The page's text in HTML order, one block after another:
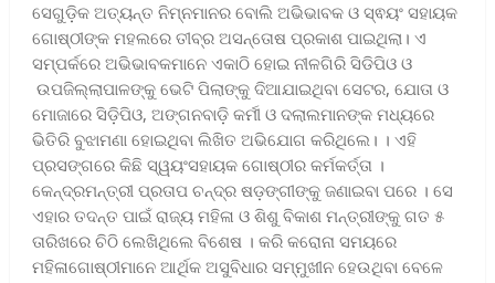
ସେଗୁଡ଼ିକ ଅତ୍ୟନ୍ତ ନିମ୍ନମାନର ବୋଲି ଅଭିଭାବକ ଓ ସ୍ଵୟଂ ସହାୟକ
ଗୋଷ୍ଠୀଙ୍କ ମହଲରେ ତୀବ୍ର ଅସନ୍ତୋଷ ପ୍ରକାଶ ପାଇଥିଲା। ଏ
ସମ୍ପର୍କରେ ଅଭିଭାବକମାନେ ଏକାଠି ହୋଇ ନୀଳଗିରି ସିଡିପିଓ ଓ
ଉପଜିଲ୍ଲାପାଳଙ୍କୁ ଭେଟି ପିଲାଙ୍କୁ ଦିଆଯାଇଥିବା ସେଟର, ଯୋତା ଓ
ମୋଜାରେ ସିଡ଼ିପିଓ, ଅଙ୍ଗନବାଡ଼ି କର୍ମୀ ଓ ଦଲାଲମାନଙ୍କ ମଧ୍ୟରେ
ଭିତିରି ବୁଝାମଣା ହୋଇଥିବା ଲିଖିତ ଅଭିଯୋଗ କରିଥିଲେ। । ଏହି
ପ୍ରସଙ୍ଗରେ କିଛି ସ୍ୱୟଂସହାୟକ ଗୋଷ୍ଠୀର କର୍ମକର୍ତ୍ତା ।
କେନ୍ଦ୍ରମନ୍ତ୍ରୀ ପ୍ରତାପ ଚନ୍ଦ୍ର ଷଡ଼ଙ୍ଗୀଙ୍କୁ ଜଣାଇବା ପରେ । ସେ
ଏହାର ତଦନ୍ତ ପାଇଁ ରାଜ୍ୟ ମହିଳା ଓ ଶିଶୁ ବିକାଶ ମନ୍ତ୍ରୀଙ୍କୁ ଗତ ୫
ତାରିଖରେ ଚିଠି ଲେଖିଥିଲେ ବିଶେଷ । କରି କରୋନା ସମୟରେ
ମହିଳାଗୋଷ୍ଠୀମାନେ ଆର୍ଥିକ ଅସୁବିଧାର ସମ୍ମୁଖୀନ ହେଉଥିବା ବେଳେ